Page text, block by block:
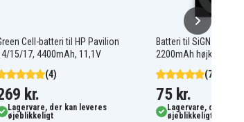
Cell-batteri til HP Pavilion
15/17, 4400mAh, 11,1V
(4)
kr.
Lagervare, der kan leveres
øjeblikkeligt
Batteri til SiGN iPhone
2200mAh
(77)
75 kr.
Lagervare, der kan
øjeblikkeligt